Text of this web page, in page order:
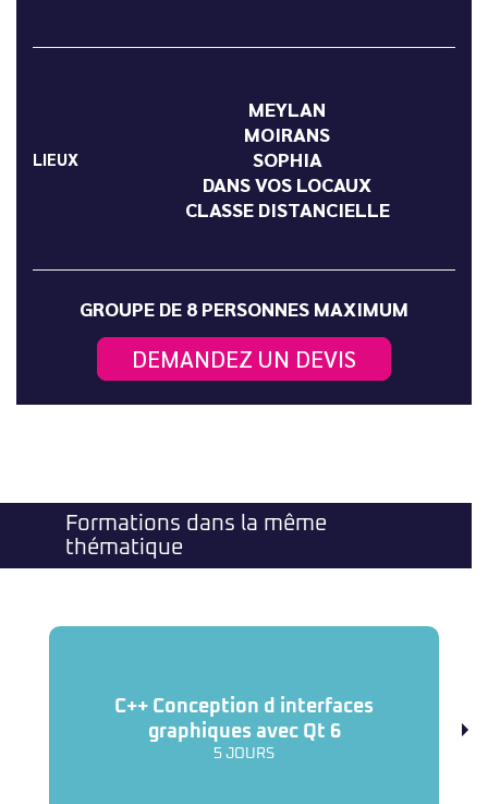
LIEUX
MEYLAN
MOIRANS
SOPHIA
DANS VOS LOCAUX
CLASSE DISTANCIELLE
GROUPE DE 8 PERSONNES MAXIMUM
DEMANDEZ UN DEVIS
Formations dans la même
thématique
C++ Conception d interfaces
graphiques avec Qt 6
5 JOURS